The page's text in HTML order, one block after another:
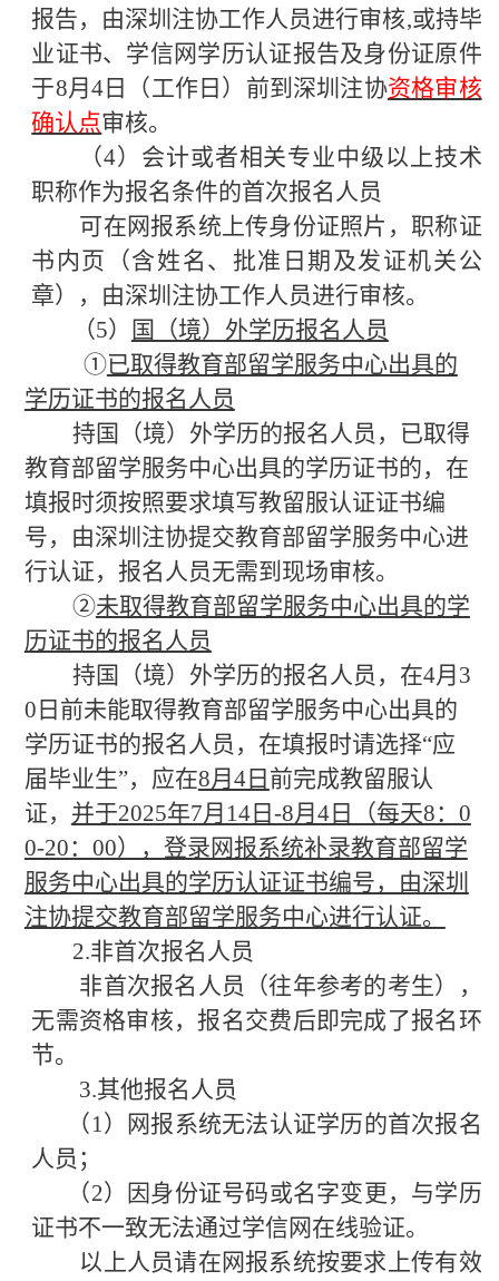
报告，由深圳注协工作人员进行审核,或持毕
业证书、学信网学历认证报告及身份证原件
于8月4日（工作日）前到深圳注协资格审核
确认点审核。
（4）会计或者相关专业中级以上技术
职称作为报名条件的首次报名人员
可在网报系统上传身份证照片， 职称证
书内页（含姓名、批准日期及发证机关公
章）
，由深圳注协工作人员进行审核。
（5）
国（境）外学历报名人员
①已取得教育部留学服务中心出具的
学历证书的报名人员
持国（境）外学历的报名人员，已取得
教育部留学服务中心出具的学历证书的，在
填报时须按照要求填写教留服认证证书编
号，由深圳注协提交教育部留学服务中心进
行认证，报名人员无需到现场审核。
②未取得教育部留学服务中心出具的学
历证书的报名人员
持国（境）外学历的报名人员，在4月 3
0 日前未能取得教育部留学服务中心出具的
学历证书的报名人员，在填报时请选择“应
届毕业生”，应在8月4日 前完成教留服认
证， 并于2025年7月14日-8月4日（每天8：0
0-20：00），登录网报系统补录教育部留学
服务中心出具的学历认证证书编号，由深圳
注协提交教育部留学服务中心进行认证。
2.非首次报名人员
非首次报名人员（往年参考的考生），
无需资格审核，报名交费后即完成了报名环
节。
3.其他报名人员
（ 1）网报系统无法认证学历的首次报名
人员；
（2）因身份证号码或名字变更，与学历
证书不一致无法通过学信网在线验证。
以上人员请在网报系统按要求上传有效